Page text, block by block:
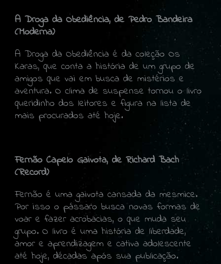
A Droga da Obediência, de Pedro Bandeira
(Moderna)
A Droga da Obediência é da coleção Os
Karas, que conta a história de um grupo de
amigos que vai em busca de mistérios e
aventura. O clima de suspense tornou o livro
queridinho dos leitores e figura na lista de
mais procurados até hoje.
Fernão Capelo Gaivota, de Richard Bach
(Record)
Fernão é uma gaivota cansada da mesmice.
Por isso o pássaro busca novas formas de
voar e fazer acrobacias, o que muda seu
grupo. O livro é uma história de liberdade,
amor e aprendizagem e cativa adolescente
até hoje, décadas após sua publicação.